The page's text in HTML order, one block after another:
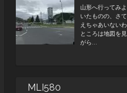
MLI580